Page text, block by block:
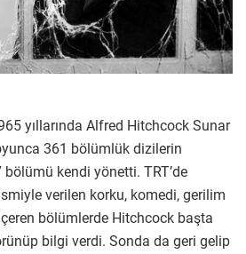
yıllarında Alfred Hitchcock Sunar
361 bölümlük dizilerin
bölümü kendi yönetti. TRT’de
verilen korku, komedi, gerilim
bölümlerde Hitchcock başta
bilgi verdi. Sonda da geri gelip